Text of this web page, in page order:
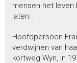
mensen het leven
laten.
Hoofdpersoon
verdwijnen van
kortweg Wyn, in